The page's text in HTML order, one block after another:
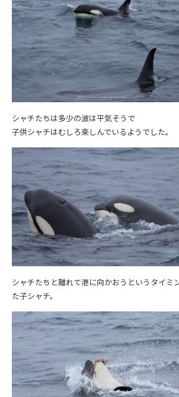
シャチたちは多少の波は平気そうで
子供シャチはむしろ楽しんでいるようでした。
シャチたちと離れて港に向かおうというタイミ
た子シャチ。